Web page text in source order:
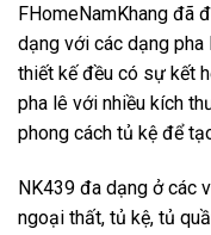
FHomeNamKhang đã
dạng với các dạng pha
thiết kế đều có sự kết
pha lê với nhiều kích
phong cách tủ kệ để
NK439 đa dạng ở các
ngoại thất, tủ kệ, tủ